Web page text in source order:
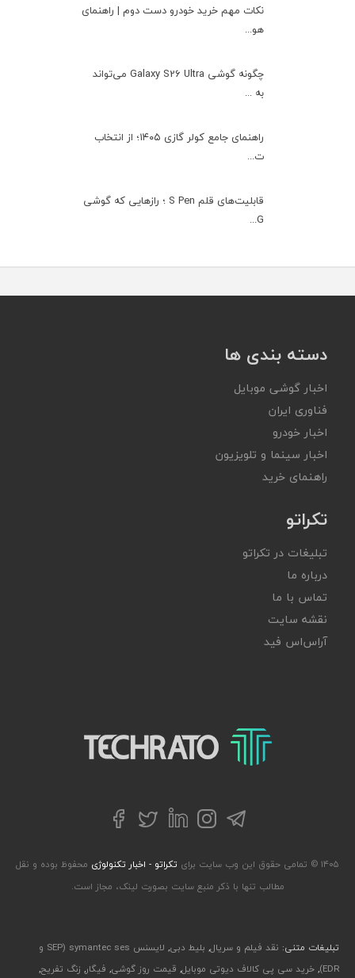
نکات مهم خرید خودرو دست دوم | راهنمای
هو...
چگونه گوشی Galaxy S26 Ultra می‌تواند
به ...
راهنمای جامع کولر گازی ۱۴۰۵؛ از انتخاب
ت...
قابلیت‌های قلم S Pen ؛ رازهایی که گوشی
G...
دسته بندی ها
اخبار گوشی موبایل
فناوری ایران
اخبار خودرو
اخبار سینما و تلویزیون
راهنمای خرید
تکراتو
تبلیغات در تکراتو
درباره ما
تماس با ما
نقشه سایت
آر‌اس‌اس فید
تکراتو – زندگی با تکنولوژی
تلگراماینستاگرام
لینکداینتوییترفیسبوک
۱۴۰۵ © تمامی حقوق این وب سایت برای تکراتو - اخبار تکنولوژی محفوظ بوده و نقل
مطالب تنها با ذکر منبع سایت بصورت لینک، مجاز است.
تبلیغات متنی: نقد فیلم و سریال, بلیط دبی,
لایسنس symantec ses (SEP و
EDR)
, خرید سی پی کالاف دیوتی موبایل, قیمت روز گوشی, فیگار, زنگ تفریح,